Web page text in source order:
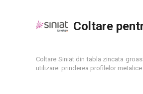
Coltare
Coltare Siniat din tabla zincata
utilizare: prinderea profilelor